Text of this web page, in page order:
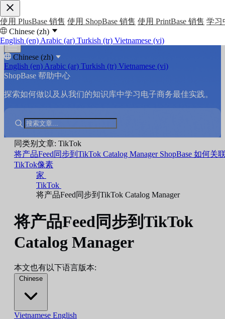
使用 PlusBase 销售 使用 ShopBase 销售 使用 PrintBase 销售 学习
Chinese (zh)
English (en) Arabic (ar) Turkish (tr) Vietnamese (vi)
Chinese (zh)
English (en) Arabic (ar) Turkish (tr) Vietnamese (vi)
ShopBase 帮助中心
探索如何做以及从我们的知识库中学习电子商务最佳实践。
同类别文章: TikTok
将产品Feed同步到TikTok Catalog Manager ShopBase 如何关
TikTok像素
家
TikTok
将产品Feed同步到TikTok Catalog Manager
将产品Feed同步到TikTok
Catalog Manager
本文也有以下语言版本:
Chinese
Vietnamese English